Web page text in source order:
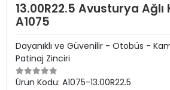
13.00R22.5 Avusturya
A1075
Dayanıklı ve Güvenilir - Otobüs -
Patinaj Zinciri
Ürün Kodu: A1075-13.00R22.5